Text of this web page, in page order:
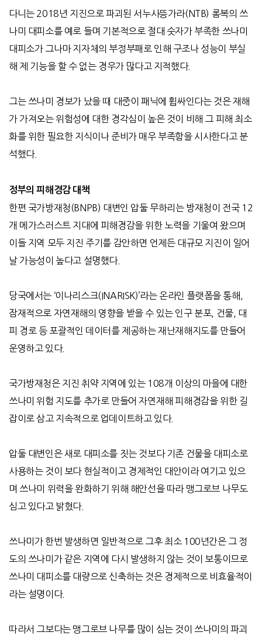
다니는2018년 지진으로 파괴된 서누사뜽가라(NTB) 롬복의 쓰
나미 대피소를 예로 들며 기본적으로 절대 숫자가 부족한 쓰나미
대피소가 그나마 지자체의 부정부패로 인해 구조나 성능이 부실
해 제 기능을 할 수 없는 경우가 많다고 지적했다.
그는 쓰나미 경보가 났을 때 대중이 패닉에 휩싸인다는 것은 재해
가 가져오는 위험성에 대한 경각심이 높은 것이 비해 그 피해 최소
화를 위한 필요한 지식이나 준비가 매우 부족함을 시사한다고 분
석했다.
정부의 피해경감 대책
한편 국가방재청(BNPB) 대변인 압둘 무하리는 방재청이 전국12
개 메가스러스트 지대에 피해경감을 위한 노력을 기울여 왔으며
이들 지역 모두 지진 주기를 감안하면 언제든 대규모 지진이 일어
날 가능성이 높다고 설명했다.
당국에서는 ‘이나리스크(INARISK)’라는 온라인 플랫폼을 통해
잠재적으로 자연재해의 영향을 받을 수 있는 인구 분포
건물, 대
피 경로 등 포괄적인 데이터를 제공하는 재난재해지도를 만들어
운영하고 있다.
국가방재청은 지진 취약 지역에 있는108개 이상의 마을에 대한
쓰나미 위험 지도를 추가로 만들어 자연재해 피해경감을 위한 길
잡이로 삼고 지속적으로 업데이트하고 있다.
압둘 대변인은 새로 대피소를 짓는 것보다 기존 건물을 대피소로
사용하는 것이 보다 현실적이고 경제적인 대안이라 여기고 있으
며 쓰나미 위력을 완화하기 위해 해안선을 따라 맹그로브 나무도
심고 있다고 밝혔다.
쓰나미가 한번 발생하면 일반적으로 그후 최소 100년간은 그 정
도의 쓰나미가 같은 지역에 다시 발생하지 않는 것이 보통이므로
쓰나미 대피소를 대량으로 신축하는 것은 경제적으로 비효율적이
라는 설명이다.
따라서 그보다는 맹그로브 나무를 많이 심는 것이 쓰나미의 파괴